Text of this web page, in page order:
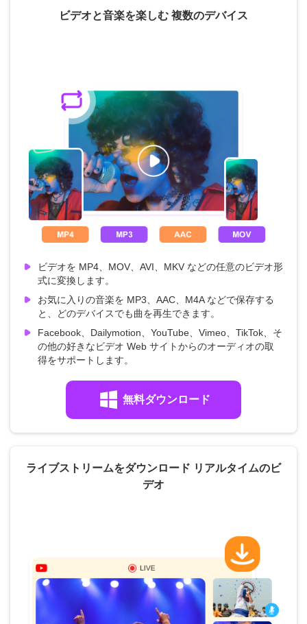
ビデオと音楽を楽しむ 複数のデバイス
ビデオを MP4、MOV、AVI、MKV などの任意のビデオ形
式に変換します。
お気に入りの音楽を MP3、AAC、M4A などで保存する
と、どのデバイスでも曲を再生できます。
Facebook、Dailymotion、YouTube、Vimeo、TikTok、そ
の他の好きなビデオ Web サイトからのオーディオの取
得をサポートします。
無料ダウンロード
ライブストリームをダウンロード リアルタイムのビ
デオ